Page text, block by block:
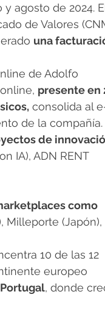
agosto de 2024.
de Valores
una
de Adolfo
presente en
consolida al
de la compañía.
de
IA), ADN RENT
como
Milleporte (Japón),
10 de las 12
europeo
, donde